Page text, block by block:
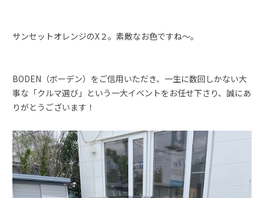
サンセットオレンジのX２。素敵なお色ですね～。
BODEN（ボーデン）をご信用いただき、一生に数回しかない大
事な「クルマ選び」という一大イベントをお任せ下さり、誠にあ
りがとうございます！